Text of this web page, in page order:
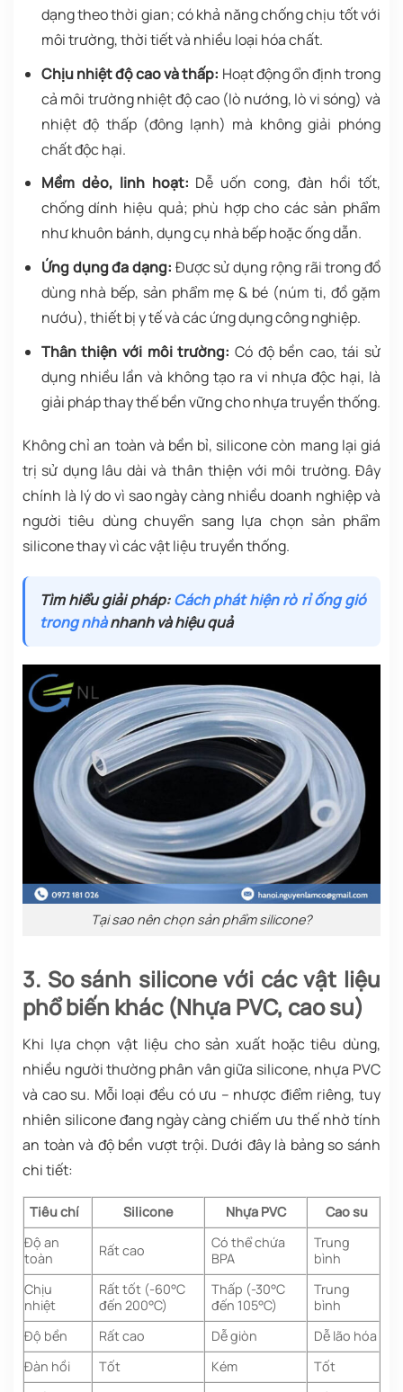
dạng theo thời gian; có khả năng chống chịu tốt với
môi trường, thời tiết và nhiều loại hóa chất.
Chịu nhiệt độ cao và thấp: Hoạt động ổn định trong
cả môi trường nhiệt độ cao (lò nướng, lò vi sóng) và
nhiệt độ thấp (đông lạnh) mà không giải phóng
chất độc hại.
Mềm dẻo, linh hoạt: Dễ uốn cong, đàn hồi tốt,
chống dính hiệu quả; phù hợp cho các sản phẩm
như khuôn bánh, dụng cụ nhà bếp hoặc ống dẫn.
Ứng dụng đa dạng: Được sử dụng rộng rãi trong đồ
dùng nhà bếp, sản phẩm mẹ & bé (núm ti, đồ gặm
nướu), thiết bị y tế và các ứng dụng công nghiệp.
Thân thiện với môi trường: Có độ bền cao, tái sử
dụng nhiều lần và không tạo ra vi nhựa độc hại, là
giải pháp thay thế bền vững cho nhựa truyền thống.
Không chỉ an toàn và bền bỉ, silicone còn mang lại giá
trị sử dụng lâu dài và thân thiện với môi trường. Đây
chính là lý do vì sao ngày càng nhiều doanh nghiệp và
người tiêu dùng chuyển sang lựa chọn sản phẩm
silicone thay vì các vật liệu truyền thống.
Tìm hiểu giải pháp:Cách phát hiện rò rỉ ống gió
trong nhànhanh và hiệu quả
Tại sao nên chọn sản phẩm silicone?
3. So sánh silicone với các vật liệu
phổ biến khác (Nhựa PVC, cao su)
Khi lựa chọn vật liệu cho sản xuất hoặc tiêu dùng,
nhiều người thường phân vân giữa silicone, nhựa PVC
và cao su. Mỗi loại đều có ưu – nhược điểm riêng, tuy
nhiên silicone đang ngày càng chiếm ưu thế nhờ tính
an toàn và độ bền vượt trội. Dưới đây là bảng so sánh
chi tiết:
Tiêu chí Silicone Nhựa PVC
Cao su
Độ an
toàn
Rất cao
Có thể chứa
BPA
Trung
bình
Chịu
nhiệt
Rất tốt (-60°C
đến 200°C)
Thấp (-30°C
đến 105°C)
Trung
bình
Độ bền
Rất cao Dễ giòn
Dễ lão hóa
Đàn hồi
Tốt Kém
Tốt